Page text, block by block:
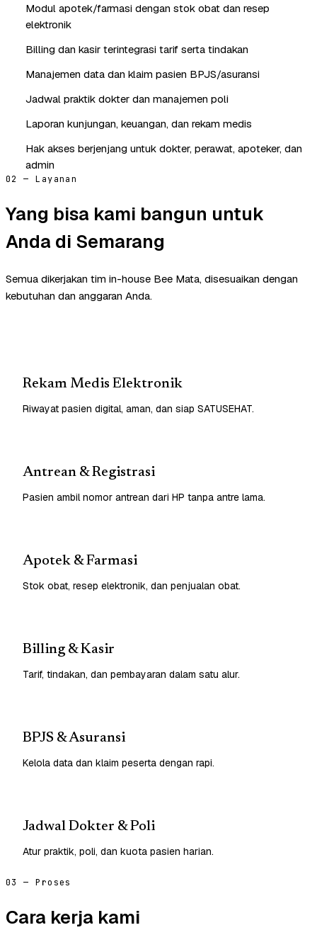
Modul apotek/farmasi dengan stok obat dan resep
elektronik
Billing dan kasir terintegrasi tarif serta tindakan
Manajemen data dan klaim pasien BPJS/asuransi
Jadwal praktik dokter dan manajemen poli
Laporan kunjungan, keuangan, dan rekam medis
Hak akses berjenjang untuk dokter, perawat, apoteker, dan
admin
02 — Layanan
Yang bisa kami bangun untuk
Anda di Semarang
Semua dikerjakan tim in-house Bee Mata, disesuaikan dengan
kebutuhan dan anggaran Anda.
Rekam Medis Elektronik
Riwayat pasien digital, aman, dan siap SATUSEHAT.
Antrean & Registrasi
Pasien ambil nomor antrean dari HP tanpa antre lama.
Apotek & Farmasi
Stok obat, resep elektronik, dan penjualan obat.
Billing & Kasir
Tarif, tindakan, dan pembayaran dalam satu alur.
BPJS & Asuransi
Kelola data dan klaim peserta dengan rapi.
Jadwal Dokter & Poli
Atur praktik, poli, dan kuota pasien harian.
03 — Proses
Cara kerja kami